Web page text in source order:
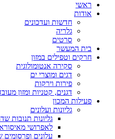
ראשי
אודות
חדשות ועדכונים
גלריה
סרטים
בית המעשר
חרקים וטפילים במזון
סקירה אנטומולוגית
דגים ומוצרי ים
פירות וירקות
דגנים, קטניות ומזון
פעילות המכון
גליונות ועלונים
גליונות תנובות
לאפרושי מאיסורא
עלונים ופרסומים